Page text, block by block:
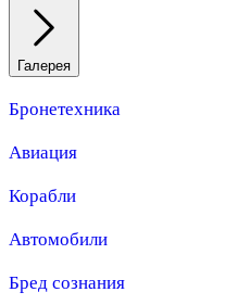
Галерея
Бронетехника
Авиация
Корабли
Автомобили
Бред сознания